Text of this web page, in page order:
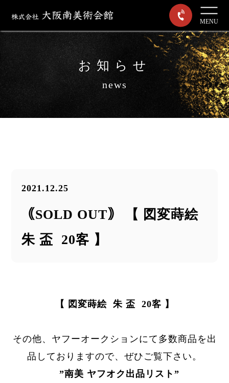
MENU
お知らせ
news
2021.12.25
｟SOLD OUT｠ 【 図変蒔絵
朱 盃 20客 】
【 図変蒔絵 朱 盃 20客 】
その他、ヤフーオークションにて多数商品を出
品しておりますので、ぜひご覧下さい。
”南美 ヤフオク出品リスト ”